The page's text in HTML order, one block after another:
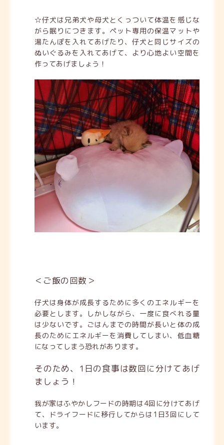
☆仔犬は兄弟犬や母犬とくっついて体温を感じな
がら眠りにつきます。ペット専用の保温マットや
湯たんぽを入れてあげたり、仔犬と同じサイズの
ぬいぐるみを入れてあげて、より心地よい空間を
作ってあげましょう！
＜ご飯の回数＞
仔犬は身体が成長するために多くのエネルギーを
必要とします。しかしながら、一度に食べれる量
は少ないです。ごはんまでの時間が長いと体の成
長のためにエネルギーを消費してしまい、低血糖
になってしまう恐れがあります。
そのため、1日の食事は数回に分けてあげ
ましょう！
我が家はふやかしフードの時期は4回に分けてあげ
て、ドライフードに移行してからは1日3回にして
います。